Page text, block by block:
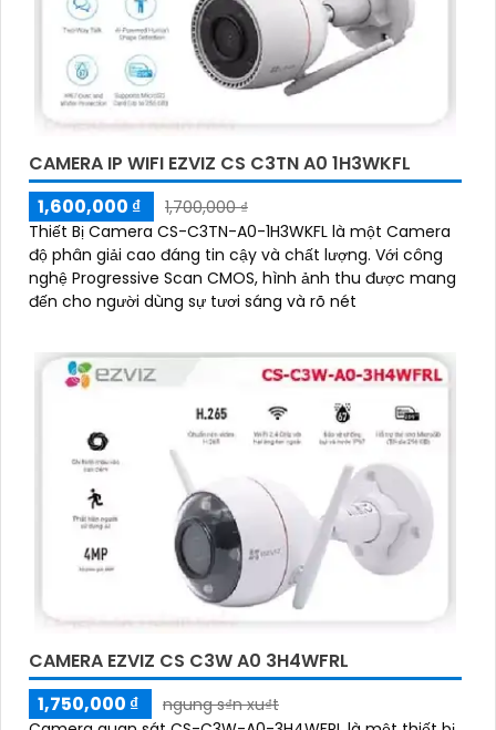
CAMERA IP WIFI EZVIZ CS C3TN A0 1H3WKFL
1,600,000 ₫
1,700,000 ₫
Thiết Bị Camera CS-C3TN-A0-1H3WKFL là một Camera
độ phân giải cao đáng tin cậy và chất lượng. Với công
nghệ Progressive Scan CMOS, hình ảnh thu được mang
đến cho người dùng sự tươi sáng và rõ nét
CAMERA EZVIZ CS C3W A0 3H4WFRL
1,750,000 ₫
ngung s₫n xu₫t